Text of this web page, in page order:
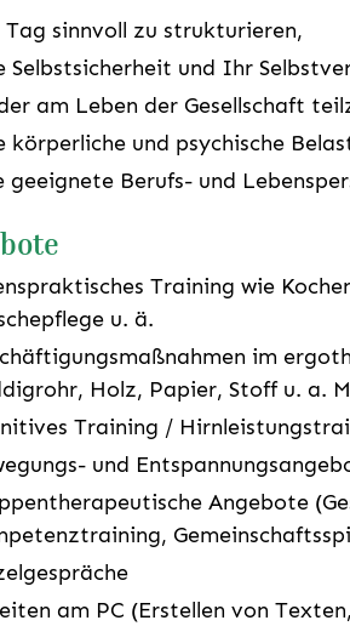
Tag sinnvoll zu strukturieren,
Selbstsicherheit und Ihr
am Leben der Gesellschaft
körperliche und psychische
geeignete Berufs- und
Training wie
u. ä.
im
Holz, Papier, Stoff u. a.
Training /
und
Angebote
am PC (Erstellen von